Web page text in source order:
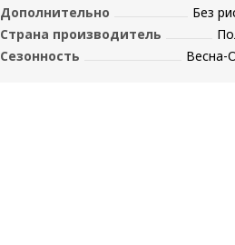
Дополнительно
Без
Страна производитель
Сезонность
Весна-